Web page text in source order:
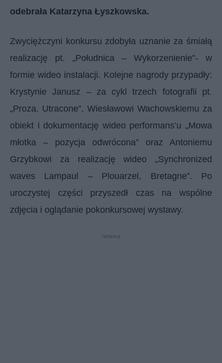
odebrała Katarzyna Łyszkowska.
Zwyciężczyni konkursu zdobyła uznanie za śmiałą
realizację pt. „Południca – Wykorzenienie”- w
formie wideo instalacji. Kolejne nagrody przypadły:
Krystynie Janusz – za cykl trzech fotografii pt.
„Proza. Utracone”, Wiesławowi Wachowskiemu za
obiekt i dokumentację wideo performans’u „Mowa
młotka – pozycja odwrócona” oraz Antoniemu
Grzybkowi za realizację wideo „Synchronized
waves Lampaul – Plouarzel, Bretagne”. Po
uroczystej części przyszedł czas na wspólne
zdjęcia i oglądanie pokonkursowej wystawy.
reklama